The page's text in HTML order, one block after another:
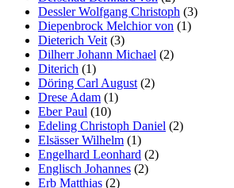
Dessler Wolfgang Christoph (3)
Diepenbrock Melchior von (1)
Dieterich Veit (3)
Dilherr Johann Michael (2)
Diterich (1)
Döring Carl August (2)
Drese Adam (1)
Eber Paul (10)
Edeling Christoph Daniel (2)
Elsässer Wilhelm (1)
Engelhard Leonhard (2)
Englisch Johannes (2)
Erb Matthias (2)